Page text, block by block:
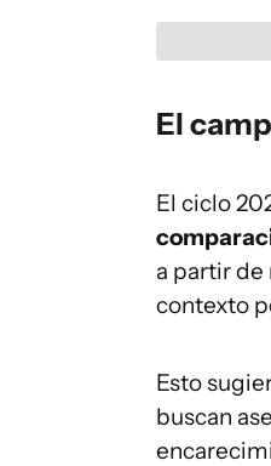
El
El ciclo
a partir de
contexto
Esto
buscan